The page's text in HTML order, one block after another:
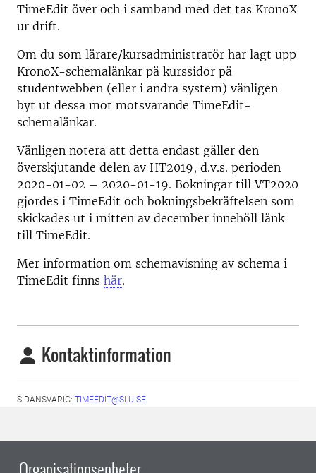
TimeEdit över och i samband med det tas KronoX
ur drift.
Om du som lärare/kursadministratör har lagt upp
KronoX-schemalänkar på kurssidor på
studentwebben (eller i andra system) vänligen
byt ut dessa mot motsvarande TimeEdit-
schemalänkar.
Vänligen notera att detta endast gäller den
överskjutande delen av HT2019, d.v.s. perioden
2020-01-02 – 2020-01-19. Bokningar till VT2020
gjordes i TimeEdit och bokningsbekräftelsen som
skickades ut i mitten av december innehöll länk
till TimeEdit.
Mer information om schemavisning av schema i
TimeEdit finns här.
Kontaktinformation
SIDANSVARIG: TIMEEDIT@SLU.SE